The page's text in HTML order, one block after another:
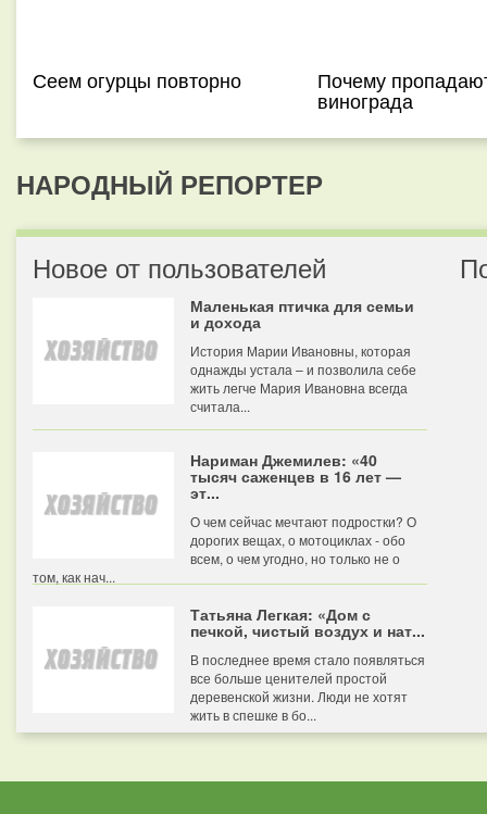
Сеем огурцы повторно Почему
винограда
НАРОДНЫЙ РЕПОРТЕР
Новое от пользователей
Маленькая птичка для семьи
и дохода
История Марии Ивановны, которая
однажды устала – и позволила себе
жить легче Мария Ивановна всегда
считала...
Нариман Джемилев: «40
тысяч саженцев в 16 лет —
эт...
О чем сейчас мечтают подростки? О
дорогих вещах, о мотоциклах - обо
всем, о чем угодно, но только не о
том, как нач...
Татьяна Легкая: «Дом с
печкой, чистый воздух и нат...
В последнее время стало появляться
все больше ценителей простой
деревенской жизни. Люди не хотят
жить в спешке в бо...